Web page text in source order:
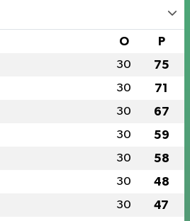
O P
30 75
30 71
30 67
30 59
30 58
30 48
30 47